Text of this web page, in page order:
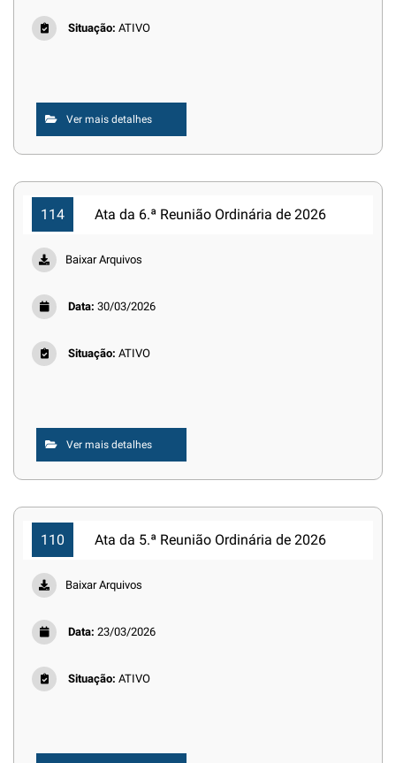
Situação: ATIVO
Ver mais detalhes
114 Ata da 6.ª Reunião Ordinária de 2026
Baixar Arquivos
Data: 30/03/2026
Situação: ATIVO
Ver mais detalhes
110 Ata da 5.ª Reunião Ordinária de 2026
Baixar Arquivos
Data: 23/03/2026
Situação: ATIVO